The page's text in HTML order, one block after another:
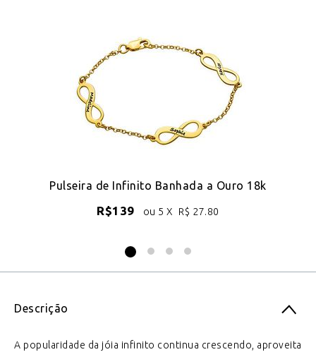
Pulseira de Infinito Banhada a Ouro 18k
R$139 ou 5 X R$ 27.80
Descrição
A popularidade da jóia infinito continua crescendo, aproveita